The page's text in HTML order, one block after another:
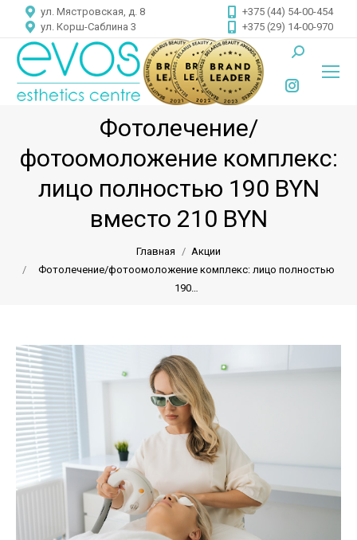
ул. Мястровская, д. 8
+375 (44) 54-00-454
ул. Корш-Саблина 3
+375 (29) 14-00-970
Поиск:
Instagram
in
new
Фотолечение/
фотоомоложение комплекс:
лицо полностью 190 BYN
вместо 210 BYN
Главная
Акции
Фотолечение/фотоомоложение комплекс: лицо полностью
190…